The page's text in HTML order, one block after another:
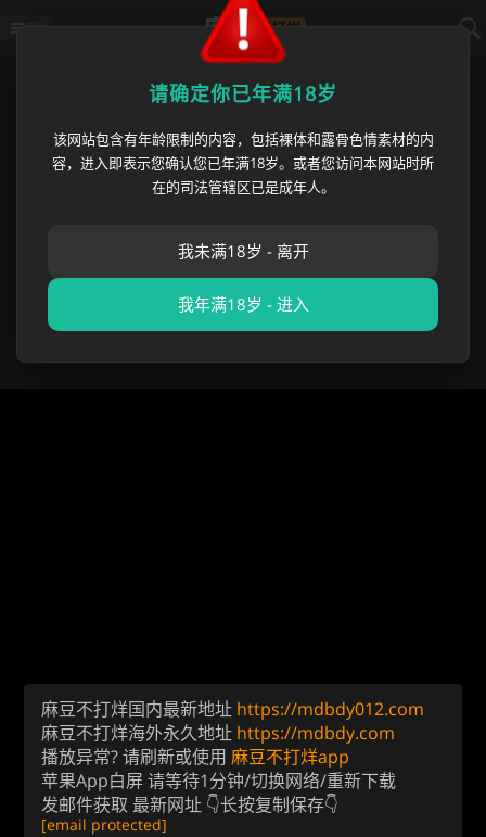
北电网红邵晴当小三成
北电网红邵晴当小三成功上位 张
嘉倪八年婚姻换出轨 狗仔曝光丈
麻豆不打烊国内最新地址 https://mdbdy012.com
麻豆不打烊海外永久地址 https://mdbdy.com
播放异常? 请刷新或使用 麻豆不打烊app
苹果App白屏 请等待1分钟/切换网络/重新下载
发邮件获取 最新网址 👇长按复制保存👇
[email protected]
请确定你已年满18岁
该网站包含有年龄限制的内容，包括裸体和露骨色情素材的内
容，进入即表示您确认您已年满18岁。或者您访问本网站时所
在的司法管辖区已是成年人。
我未满18岁 - 离开
我年满18岁 - 进入